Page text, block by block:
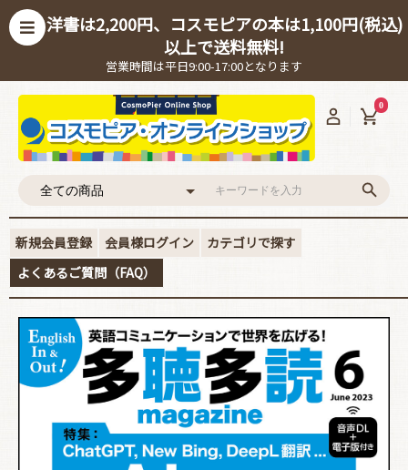
洋書は2,200円、コスモピアの本は1,100円(税込)
以上で送料無料!
営業時間は平日9:00-17:00となります
0
新規会員登録 会員様ログイン
カテゴリで探す
よくあるご質問（FAQ）